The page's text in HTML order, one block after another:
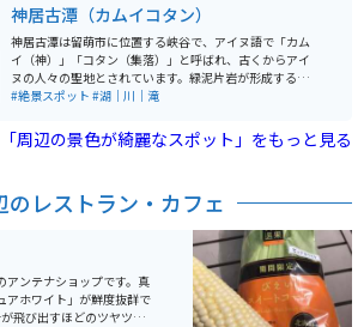
神居古潭（カムイコタン）
神居古潭は留萌市に位置する峡谷で、アイヌ語で「カム
イ（神）」「コタン（集落）」と呼ばれ、古くからアイ
ヌの人々の聖地とされています。緑泥片岩が形成する峡
谷には、奇岩やおう穴群があり、アイヌの人々は魔神の
橋があり、景色を楽しめます。峡谷は美しい秋の紅葉が
見られる名所であり、毎年９月２３日に「こたんまつ
り、アイヌ以外の先人たちの生活の一端を垣間見ること
#絶景スポット #湖｜川｜滝
「周辺の景色が綺麗なスポット」をもっと見る
のレストラン・カフェ
アンテナショップです。真
アホワイト」が鮮度抜群で
飛び出すほどのツヤツヤさ